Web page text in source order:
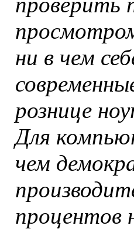
ни в чем
рознице
Для
чем
процентов